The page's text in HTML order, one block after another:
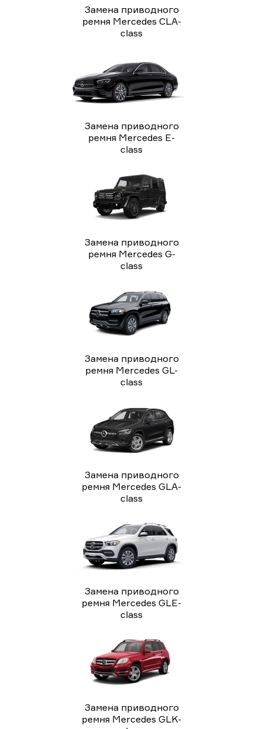
Замена приводного
ремня Mercedes CLA-
class
Замена приводного
ремня Mercedes E-
class
Замена приводного
ремня Mercedes G-
class
Замена приводного
ремня Mercedes GL-
class
Замена приводного
ремня Mercedes GLA-
class
Замена приводного
ремня Mercedes GLE-
class
Замена приводного
ремня Mercedes GLK-